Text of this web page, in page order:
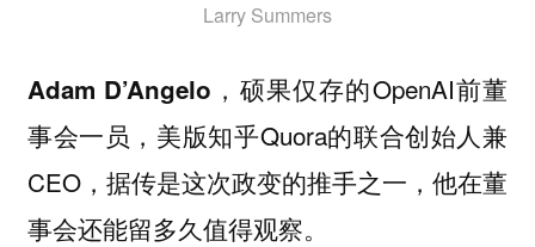
Larry Summers
Adam D’Angelo， 硕果仅存的OpenAI前董
事会一员，美版知乎Quora的联合创始人兼
CEO，据传是这次政变的推手之一，他在董
事会还能留多久值得观察。